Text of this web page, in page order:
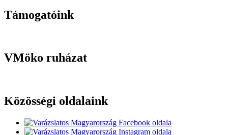
Támogatóink
VMöko ruházat
Közösségi oldalaink